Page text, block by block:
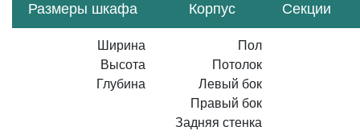
Размеры шкафа Корпус Секции
Ширина
Высота
Глубина
Пол
Потолок
Левый бок
Правый бок
Задняя стенка